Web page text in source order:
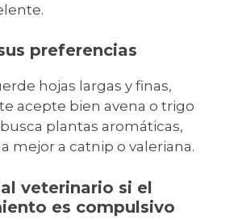
preferencias
hojas largas y finas,
acepte bien avena o trigo
plantas aromáticas,
mejor a catnip o valeriana.
veterinario si el
es compulsivo